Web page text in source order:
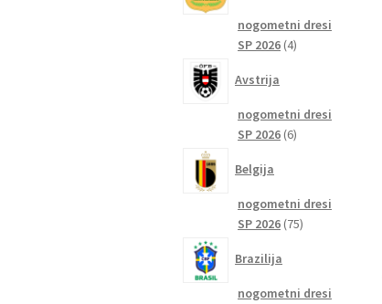
nogometni dresi
SP 2026 44
Avstrija
nogometni dresi
SP 2026 66
Belgija
nogometni dresi
SP 2026 7575
Brazilija
nogometni dresi